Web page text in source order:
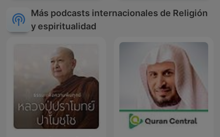
Más podcasts internacionales de Religión
y espiritualidad